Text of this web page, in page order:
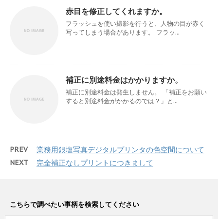
赤目を修正してくれますか。
フラッシュを使い撮影を行うと、人物の目が赤く
写ってしまう場合があります。 フラッ...
補正に別途料金はかかりますか。
補正に別途料金は発生しません。 「補正をお願い
すると別途料金がかかるのでは？」と...
PREV 業務用銀塩写真デジタルプリンタの色空間について
NEXT 完全補正なしプリントにつきまして
こちらで調べたい事柄を検索してください